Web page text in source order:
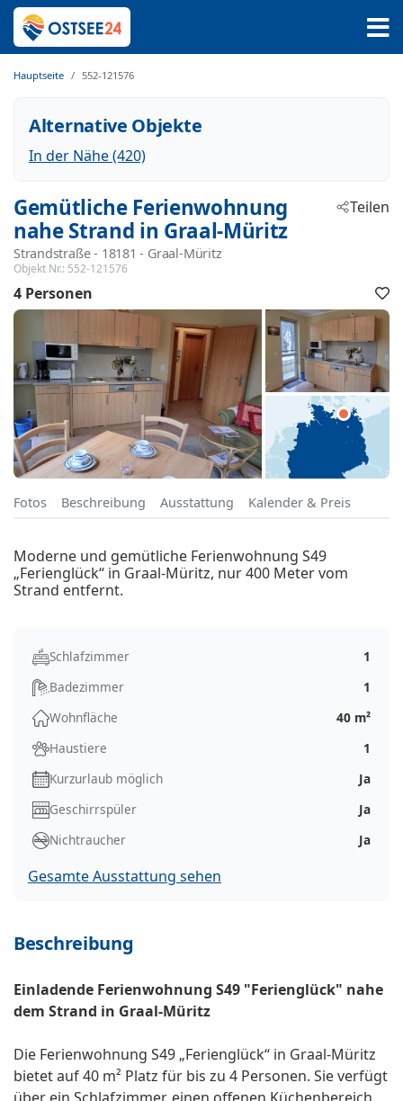
Hauptseite 552-121576
Alternative Objekte
In der Nähe (420)
Gemütliche Ferienwohnung
nahe Strand in Graal-Müritz
Strandstraße - 18181 - Graal-Müritz
Objekt Nr.: 552-121576
Teilen
4 Personen
Fotos Beschreibung Ausstattung Kalender & Preis
Moderne und gemütliche Ferienwohnung S49
„Ferienglück“ in Graal-Müritz, nur 400 Meter vom
Strand entfernt.
Schlafzimmer
1
Badezimmer
1
Wohnfläche
40 m²
Haustiere
1
Kurzurlaub möglich
Ja
Geschirrspüler
Ja
Nichtraucher
Ja
Gesamte Ausstattung sehen
Beschreibung
Einladende Ferienwohnung S49 "Ferienglück" nahe
dem Strand in Graal-Müritz
Die Ferienwohnung S49 „Ferienglück“ in Graal-Müritz
bietet auf 40 m² Platz für bis zu 4 Personen. Sie verfügt